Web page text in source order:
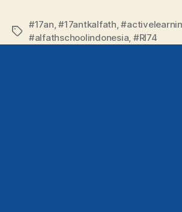
#17an ,#17antkalfath ,
#alfathschoolindonesia #RI74